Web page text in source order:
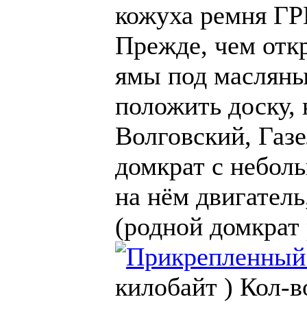
кожуха ремня
Прежде, чем
ямы под
положить доску,
Волговский,
домкрат с
на нём
(родной
килобайт ) Кол-